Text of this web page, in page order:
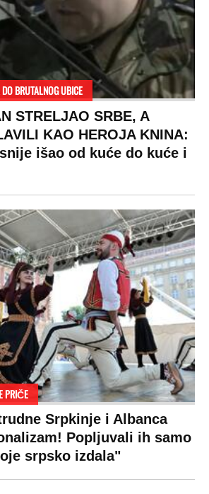
BRUTALNOG UBICE
STRELJAO SRBE, A
KAO HEROJA KNINA:
išao od kuće do kuće i
PRIČE
Srpkinje i Albanca
Popljuvali ih samo
srpsko izdala"